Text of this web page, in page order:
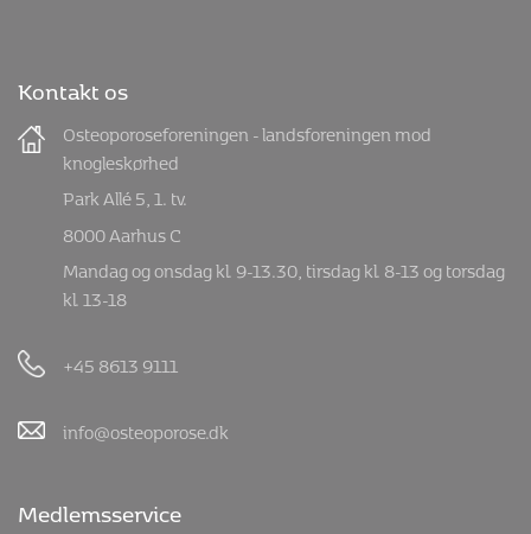
Kontakt os
Osteoporoseforeningen - landsforeningen mod
knogleskørhed
Park Allé 5, 1. tv.
8000 Aarhus C
Mandag og onsdag kl. 9-13.30, tirsdag kl. 8-13 og torsdag
kl. 13-18
+45 8613 9111
info@osteoporose.dk
Medlemsservice